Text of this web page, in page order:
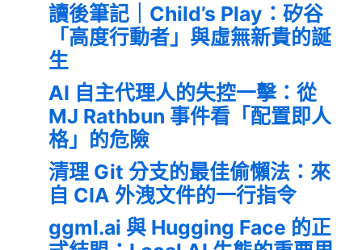
讀後筆記｜Child’s Play：矽谷
「高度行動者」與虛無新貴的誕
生
AI 自主代理人的失控一擊：從
MJ Rathbun 事件看「配置即人
格」的危險
清理 Git 分支的最佳偷懶法：來
自 CIA 外洩文件的一行指令
ggml.ai 與 Hugging Face 的正